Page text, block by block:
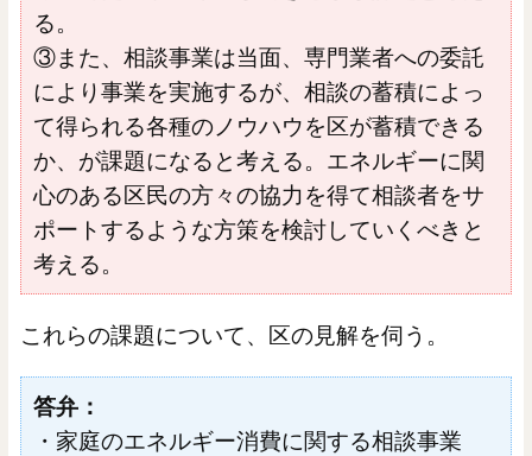
る。
③また、相談事業は当面、専門業者への委託
により事業を実施するが、相談の蓄積によっ
て得られる各種のノウハウを区が蓄積できる
か、が課題になると考える。エネルギーに関
心のある区民の方々の協力を得て相談者をサ
ポートするような方策を検討していくべきと
考える。
これらの課題について、区の見解を伺う。
答弁：
・家庭のエネルギー消費に関する相談事業